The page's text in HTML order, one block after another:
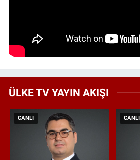
ÜLKE TV YAYIN AKIŞI
CANLI CANLI